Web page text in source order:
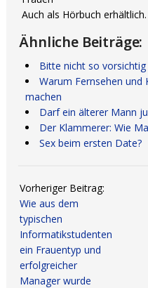
Auch als Hörbuch erhältlich.
Ähnliche Beiträge:
Bitte nicht so vorsichtig
Warum Fernsehen und
machen
Darf ein älterer Mann
Der Klammerer: Wie
Sex beim ersten Date?
Vorheriger Beitrag:
Wie aus dem
typischen
Informatikstudenten
ein Frauentyp und
erfolgreicher
Manager wurde